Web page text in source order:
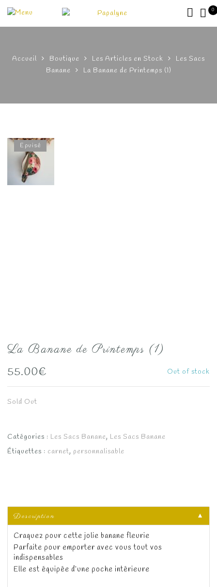
0
Accueil Boutique Les Articles en Stock
Les Sacs
Banane
La Banane de Printemps (1)
Epuisé
La Banane de Printemps (1)
55.00€ Out of stock
Sold Out
Catégories : Les Sacs Banane, Les Sacs Banane
Étiquettes : carnet, personnalisable
Description
▼
Craquez pour cette jolie banane fleurie
Parfaite pour emporter avec vous tout vos
indispensables
Elle est équipée d’une poche intérieure